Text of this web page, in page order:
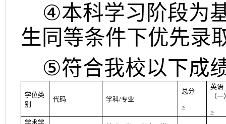
④本科学习阶段为
生同等条件下优先录
⑤符合我校以下成
学位类
别
代码 学科/专业
总分
≥
英语
（一
≥
学术学